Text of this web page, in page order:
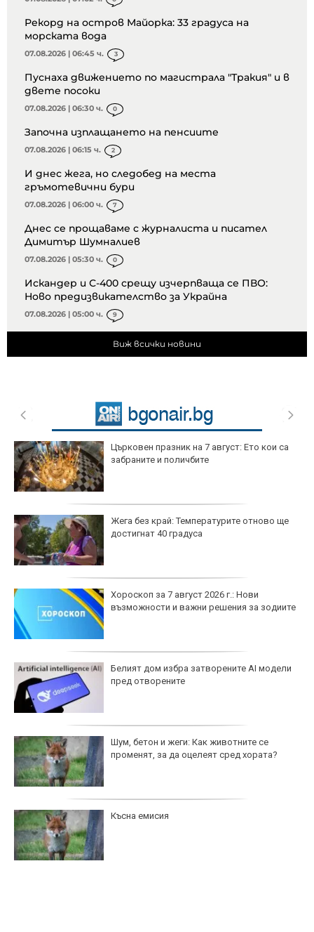
Рекорд на остров Майорка: 33 градуса на
морската вода
07.08.2026 | 06:45 ч. 3
Пуснаха движението по магистрала "Тракия" и в
двете посоки
07.08.2026 | 06:30 ч. 0
Започна изплащането на пенсиите
07.08.2026 | 06:15 ч. 2
И днес жега, но следобед на места
гръмотевични бури
07.08.2026 | 06:00 ч. 7
Днес се прощаваме с журналиста и писател
Димитър Шумналиев
07.08.2026 | 05:30 ч. 0
Искандер и С-400 срещу изчерпваща се ПВО:
Ново предизвикателство за Украйна
07.08.2026 | 05:00 ч. 9
Виж всички новини
Църковен празник на 7 август: Ето кои са
забраните и поличбите
Жега без край: Температурите отново ще
достигнат 40 градуса
Хороскоп за 7 август 2026 г.: Нови
възможности и важни решения за зодиите
Белият дом избра затворените AI модели
пред отворените
Шум, бетон и жеги: Как животните се
променят, за да оцелеят сред хората?
Късна емисия